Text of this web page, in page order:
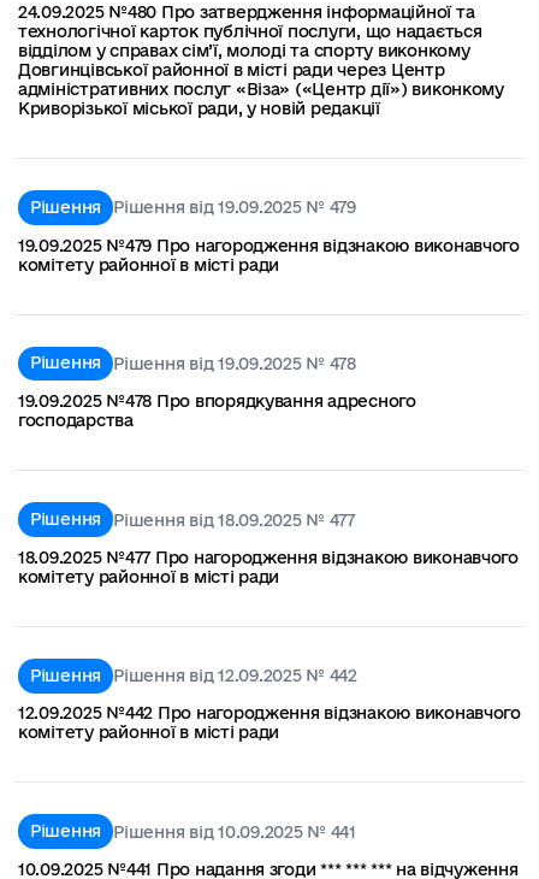
24.09.2025 №480 Про затвердження інформаційної та
технологічної карток публічної послуги, що надається
відділом у справах сім’ї, молоді та спорту виконкому
Довгинцівської районної в місті ради через Центр
адміністративних послуг «Віза» («Центр дії») виконкому
Криворізької міської ради, у новій редакції
Рішення
Рішення від 19.09.2025 № 479
19.09.2025 №479 Про нагородження відзнакою виконавчого
комітету районної в місті ради
Рішення
Рішення від 19.09.2025 № 478
19.09.2025 №478 Про впорядкування адресного
господарства
Рішення
Рішення від 18.09.2025 № 477
18.09.2025 №477 Про нагородження відзнакою виконавчого
комітету районної в місті ради
Рішення
Рішення від 12.09.2025 № 442
12.09.2025 №442 Про нагородження відзнакою виконавчого
комітету районної в місті ради
Рішення
Рішення від 10.09.2025 № 441
10.09.2025 №441 Про надання згоди *** *** *** на відчуження